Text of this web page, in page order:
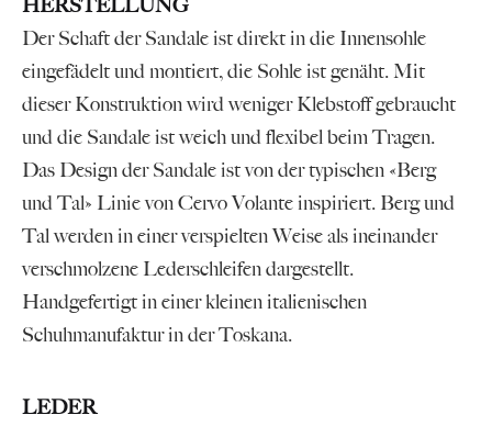
HERSTELLUNG
Der Schaft der Sandale ist direkt in die Innensohle
eingefädelt und montiert, die Sohle ist genäht. Mit
dieser Konstruktion wird weniger Klebstoff gebraucht
und die Sandale ist weich und flexibel beim Tragen.
Das Design der Sandale ist von der typischen «Berg
und Tal» Linie von Cervo Volante inspiriert. Berg und
Tal werden in einer verspielten Weise als ineinander
verschmolzene Lederschleifen dargestellt.
Handgefertigt in einer kleinen italienischen
Schuhmanufaktur in der Toskana.
LEDER